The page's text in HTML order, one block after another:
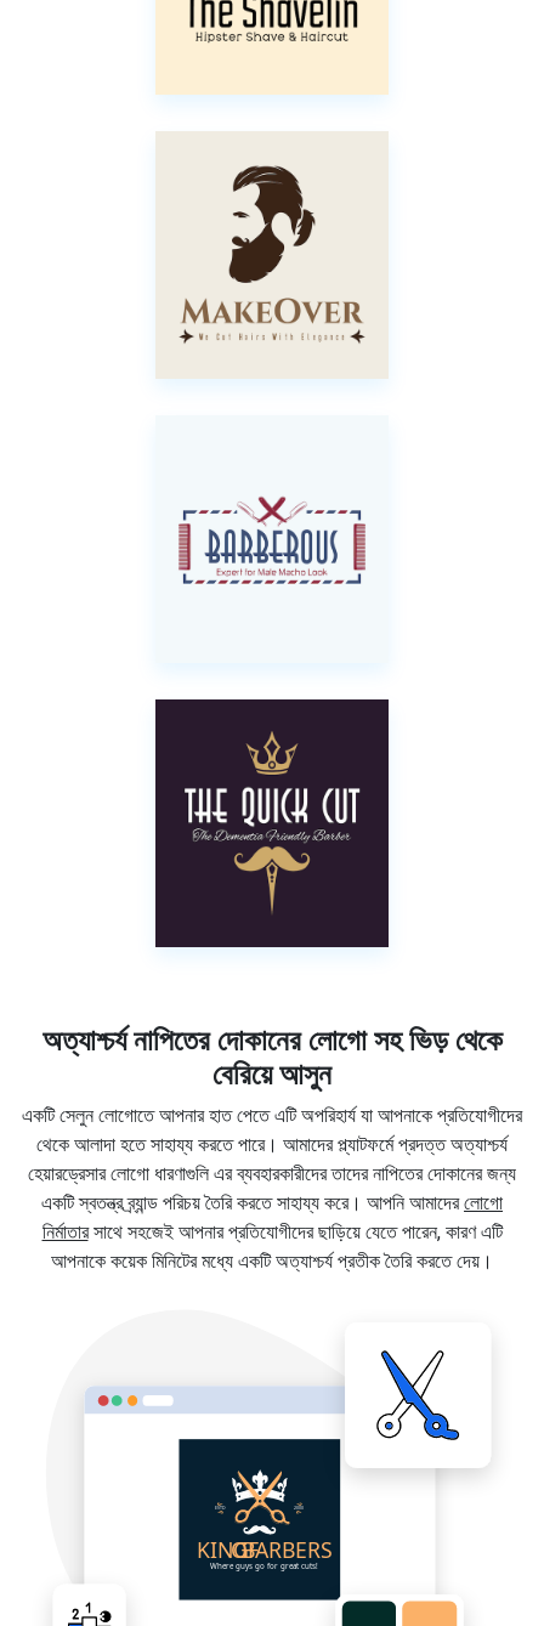
অত্যাশ্চর্য নাপিতের দোকানের লোগো সহ ভিড় থেকে
বেরিয়ে আসুন
একটি সেলুন লোগোতে আপনার হাত পেতে এটি অপরিহার্য যা আপনাকে প্রতিযোগীদের
থেকে আলাদা হতে সাহায্য করতে পারে। আমাদের প্ল্যাটফর্মে প্রদত্ত অত্যাশ্চর্য
হেয়ারড্রেসার লোগো ধারণাগুলি এর ব্যবহারকারীদের তাদের নাপিতের দোকানের জন্য
একটি স্বতন্ত্র ব্র্যান্ড পরিচয় তৈরি করতে সাহায্য করে। আপনি আমাদেরলোগো
নির্মাতারসাথে সহজেই আপনার প্রতিযোগীদের ছাড়িয়ে যেতে পারেন, কারণ এটি
আপনাকে কয়েক মিনিটের মধ্যে একটি অত্যাশ্চর্য প্রতীক তৈরি করতে দেয়।